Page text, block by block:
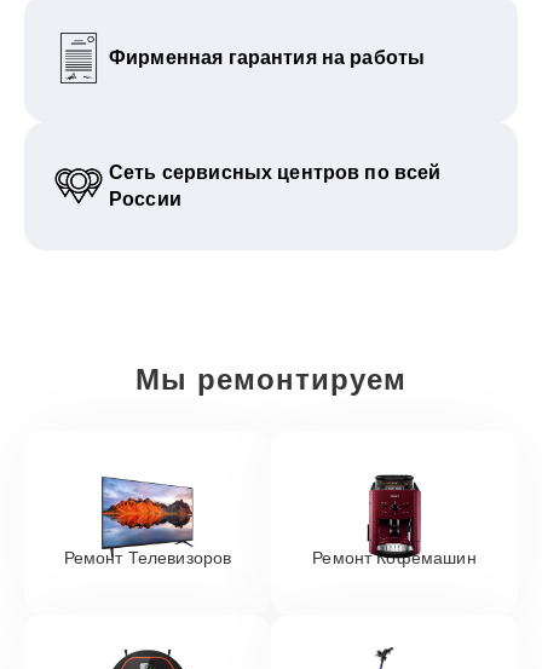
Фирменная гарантия на работы
Сеть сервисных центров по всей
России
Мы ремонтируем
Ремонт Телевизоров Ремонт Кофемашин